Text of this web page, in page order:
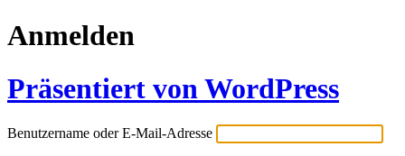
Anmelden
Präsentiert von WordPress
Benutzername oder E-Mail-Adresse